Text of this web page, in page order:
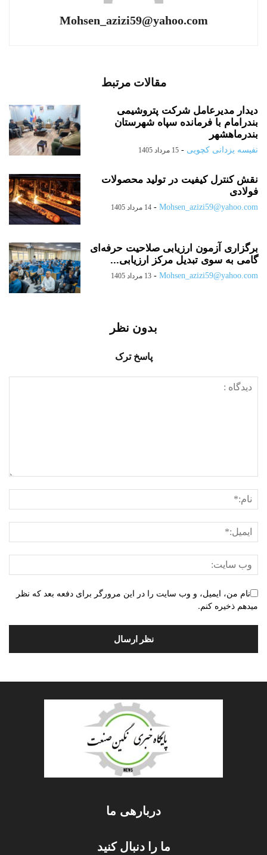
Mohsen_azizi59@yahoo.com
مقالات مرتبط
دیدار مدیرعامل شرکت پتروشیمی
بندرامام با فرمانده سپاه شهرستان
بندرماهشهر
نفیسه یزدانی کچویی - 15 مرداد 1405
نقش کنترل کیفیت در تولید محصولات
فولادی
Mohsen_azizi59@yahoo.com
- 14 مرداد 1405
برگزاری آزمون ارزیابی صلاحیت حرفه‌ای
گامی به سوی تبدیل مرکز ارزیابی...
Mohsen_azizi59@yahoo.com
- 13 مرداد 1405
بدون نظر
پاسخ ترک
نام من، ایمیل، و وب سایت را در این مرورگر برای دفعه بعد که نظر
میدهم ذخیره کنم.
دربارهی ما
ما را دنبال کنید